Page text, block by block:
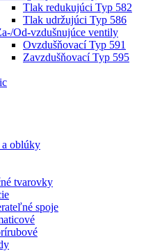
Tlak redukujúci Typ 582
Tlak udržujúci Typ 586
Od-vzdušnujúce ventily
Ovzdušňovací Typ 591
Zavzdušňovací Typ 595
oblúky
tvarovky
spoje